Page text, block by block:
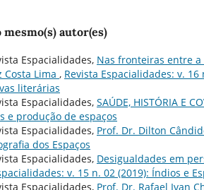
autor(es)
Espacialidades, Nas fronteiras entre
Lima , Revista Espacialidades: v.
literárias
Espacialidades, SAÚDE, HISTÓRIA E
e produção de espaços
Espacialidades, Prof. Dr. Dilton
dos Espaços
Espacialidades, Desigualdades em
v. 15 n. 02 (2019): Índios e
Espacialidades, Prof. Dr. Rafael Ivan